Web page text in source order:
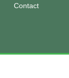
Contact